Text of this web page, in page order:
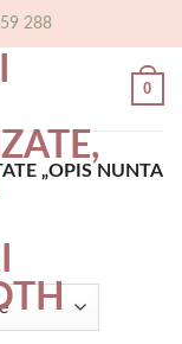
288
0
„OPIS NUNTA